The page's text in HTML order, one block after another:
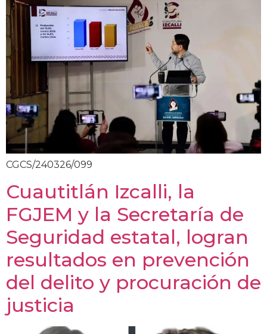
CGCS/240326/099
Cuautitlán Izcalli, la
FGJEM y la Secretaría de
Seguridad estatal, logran
resultados en prevención
del delito y procuración de
justicia